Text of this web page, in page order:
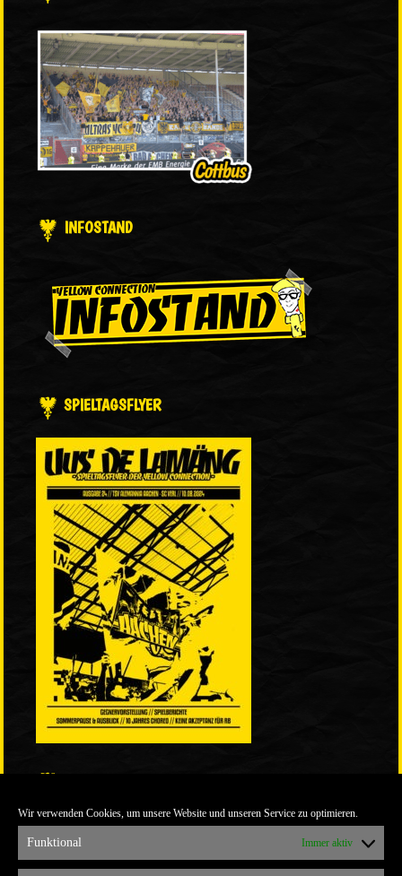
Wir verwenden Cookies, um unsere Website und unseren Service zu optimieren.
Funktional Immer aktiv
INFOSTAND
SPIELTAGSFLYER
ULTRABLOG DER YELLOW CONNECTION
ALEMANNIA VERKAUFT MAN NICHT